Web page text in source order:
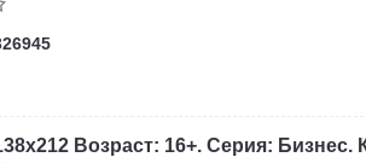
Возраст: 16+. Серия: Бизнес.